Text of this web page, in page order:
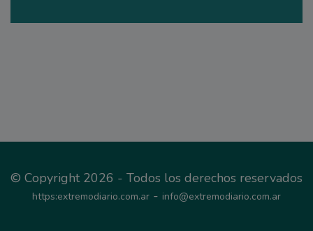
© Copyright 2026 - Todos los derechos reservados
https:extremodiario.com.ar - info@extremodiario.com.ar